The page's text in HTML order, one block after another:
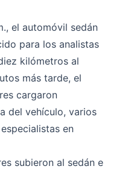
el automóvil sedán
para los analistas
kilómetros al
más tarde, el
cargaron
del vehículo, varios
en
subieron al sedán e